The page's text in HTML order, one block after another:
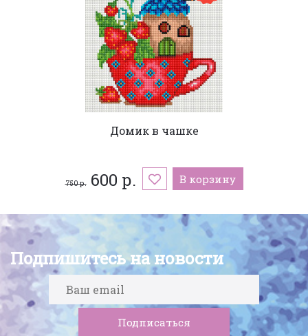
Домик в чашке
750 р.600 р. В корзину
Подпишитесь на новости